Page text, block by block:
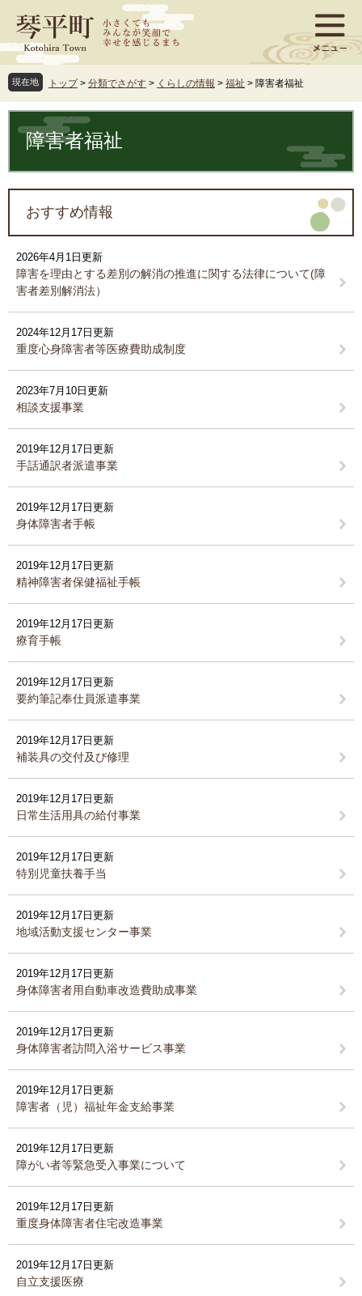
ジ
先
頭
で
ュ
を
飛
ば
現在地 トップ > 分類でさがす > くらしの情報 > 福祉 > 障害者福祉
文
障害者福祉
おすすめ情報
2026年4月1日更新
障害を理由とする差別の解消の推進に関する法律について(障
害者差別解消法）
2024年12月17日更新
重度心身障害者等医療費助成制度
2023年7月10日更新
相談支援事業
2019年12月17日更新
手話通訳者派遣事業
2019年12月17日更新
身体障害者手帳
2019年12月17日更新
精神障害者保健福祉手帳
2019年12月17日更新
療育手帳
2019年12月17日更新
要約筆記奉仕員派遣事業
2019年12月17日更新
補装具の交付及び修理
2019年12月17日更新
日常生活用具の給付事業
2019年12月17日更新
特別児童扶養手当
2019年12月17日更新
地域活動支援センター事業
2019年12月17日更新
身体障害者用自動車改造費助成事業
2019年12月17日更新
身体障害者訪問入浴サービス事業
2019年12月17日更新
障害者（児）福祉年金支給事業
2019年12月17日更新
障がい者等緊急受入事業について
2019年12月17日更新
重度身体障害者住宅改造事業
2019年12月17日更新
自立支援医療